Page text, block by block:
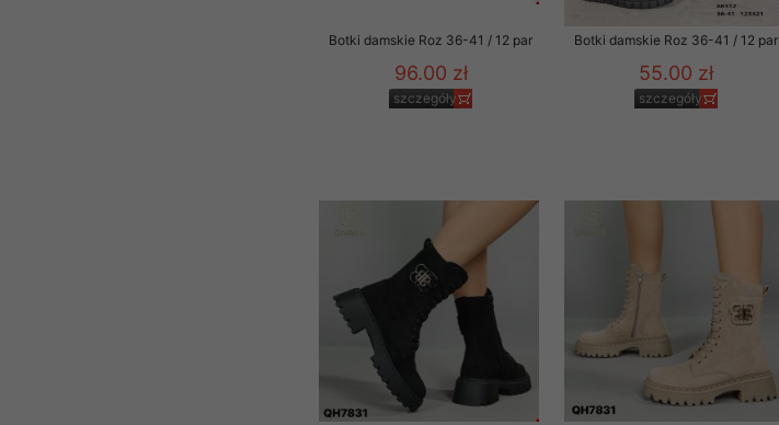
Botki damskie Roz 36-41 / 12 par
96.00 zł
szczegóły
Botki damskie Roz 36-41 / 12 par
55.00 zł
szczegóły